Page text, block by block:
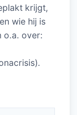
krijgt,
wie hij is
o.a. over: